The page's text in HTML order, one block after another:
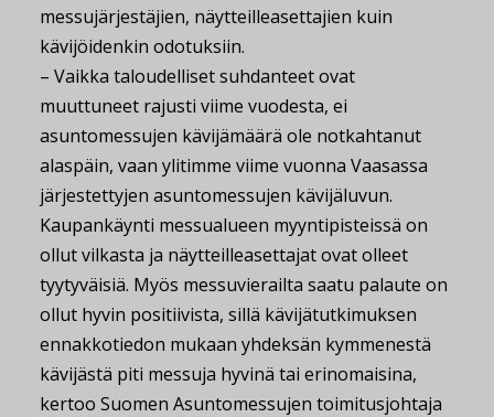
messujärjestäjien, näytteilleasettajien kuin
kävijöidenkin odotuksiin.
– Vaikka taloudelliset suhdanteet ovat
muuttuneet rajusti viime vuodesta, ei
asuntomessujen kävijämäärä ole notkahtanut
alaspäin, vaan ylitimme viime vuonna Vaasassa
järjestettyjen asuntomessujen kävijäluvun.
Kaupankäynti messualueen myyntipisteissä on
ollut vilkasta ja näytteilleasettajat ovat olleet
tyytyväisiä. Myös messuvierailta saatu palaute on
ollut hyvin positiivista, sillä kävijätutkimuksen
ennakkotiedon mukaan yhdeksän kymmenestä
kävijästä piti messuja hyvinä tai erinomaisina,
kertoo Suomen Asuntomessujen toimitusjohtaja